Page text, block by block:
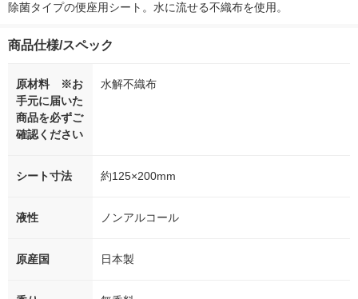
除菌タイプの便座用シート。水に流せる不織布を使用。
商品仕様/スペック
原材料 ※お
手元に届いた
商品を必ずご
確認ください
水解不織布
シート寸法 約125×200mm
液性 ノンアルコール
原産国 日本製